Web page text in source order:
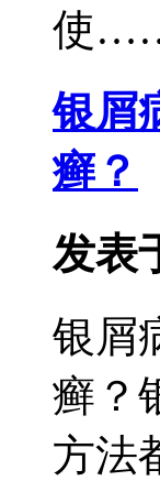
使
银屑
癣？
发表
银屑
癣？
方法